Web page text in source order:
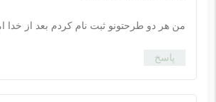
من هر دو طرحتونو ثبت نام کردم بعد از
پاسخ